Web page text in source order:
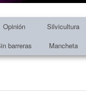
Opinión Silvicultura
barreras Mancheta